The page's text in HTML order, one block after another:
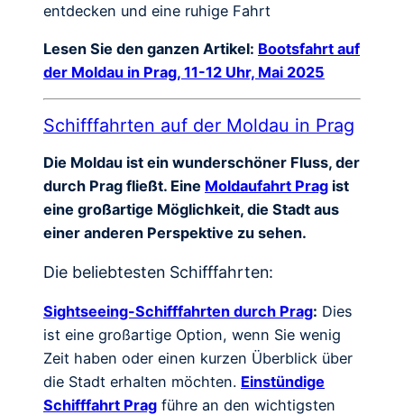
entdecken und eine ruhige Fahrt
Lesen Sie den ganzen Artikel: Bootsfahrt auf
der Moldau in Prag, 11-12 Uhr, Mai 2025
Schifffahrten auf der Moldau in Prag
Die Moldau ist ein wunderschöner Fluss, der
durch Prag fließt. Eine Moldaufahrt Prag ist
eine großartige Möglichkeit, die Stadt aus
einer anderen Perspektive zu sehen.
Die beliebtesten Schifffahrten:
Sightseeing-Schifffahrten durch Prag: Dies
ist eine großartige Option, wenn Sie wenig
Zeit haben oder einen kurzen Überblick über
die Stadt erhalten möchten. Einstündige
Schifffahrt Prag führe an den wichtigsten